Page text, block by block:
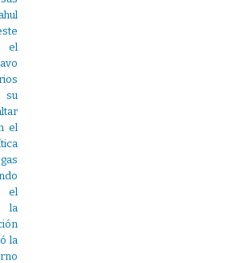
el
el
la
la